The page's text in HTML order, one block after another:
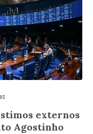
externos
Agostinho